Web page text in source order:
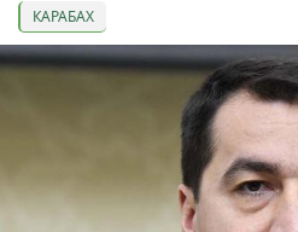
КАРАБАХ